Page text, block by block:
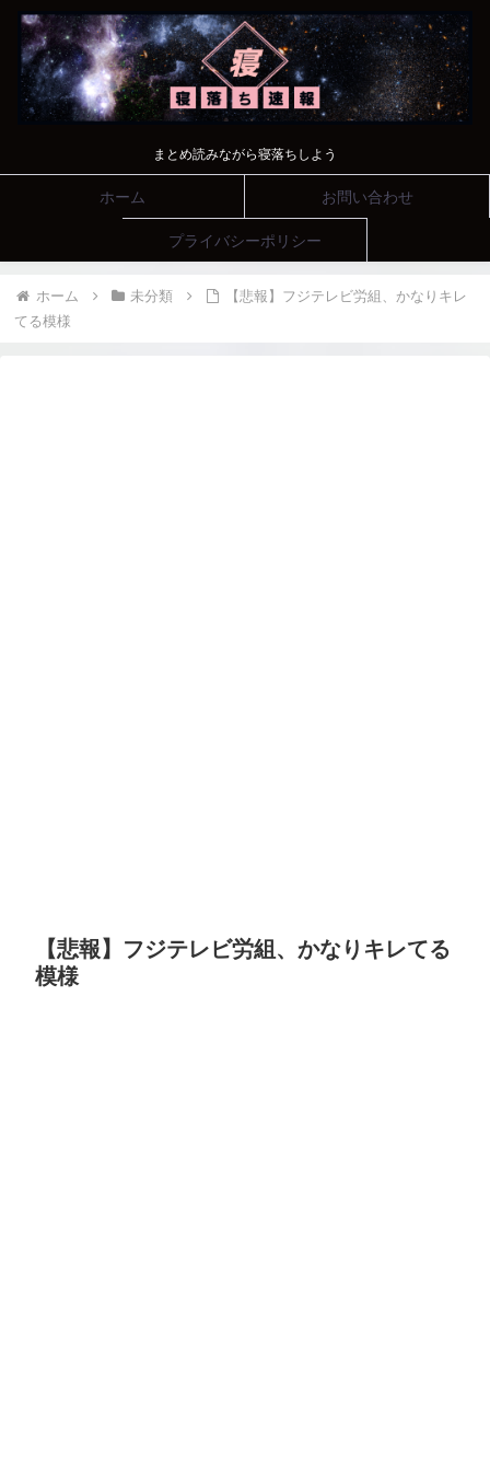
まとめ読みながら寝落ちしよう
ホーム お問い合わせ
プライバシーポリシー
ホーム 未分類
【悲報】フジテレビ労組、かなりキレ
てる模様
【悲報】フジテレビ労組、かなりキレてる
模様